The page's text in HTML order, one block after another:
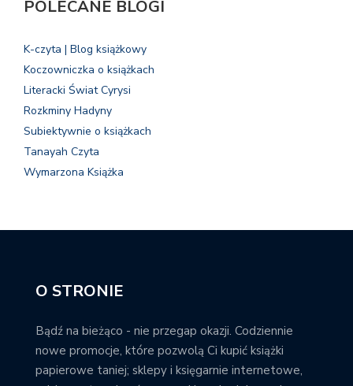
POLECANE BLOGI
K-czyta | Blog książkowy
Koczowniczka o książkach
Literacki Świat Cyrysi
Rozkminy Hadyny
Subiektywnie o książkach
Tanayah Czyta
Wymarzona Książka
O STRONIE
Bądź na bieżąco - nie przegap okazji. Codziennie
nowe promocje, które pozwolą Ci kupić książki
papierowe taniej; sklepy i księgarnie internetowe,